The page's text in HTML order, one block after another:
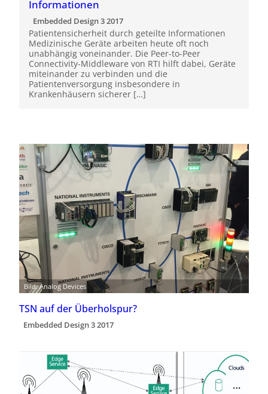
Informationen
Embedded Design 3 2017
Patientensicherheit durch geteilte Informationen
Medizinische Geräte arbeiten heute oft noch
unabhängig voneinander. Die Peer-to-Peer
Connectivity-Middleware von RTI hilft dabei, Geräte
miteinander zu verbinden und die
Patientenversorgung insbesondere in
Krankenhäusern sicherer […]
Bild: Analog Devices
TSN auf der Überholspur?
Embedded Design 3 2017